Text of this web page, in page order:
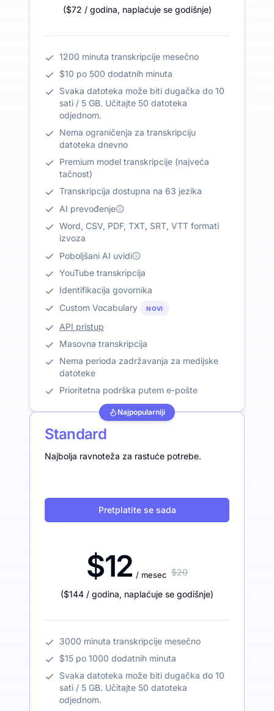
($72 / godina, naplaćuje se godišnje)
1200 minuta transkripcije mesečno
$10 po 500 dodatnih minuta
Svaka datoteka može biti dugačka do 10
sati / 5 GB. Učitajte 50 datoteka
odjednom.
Nema ograničenja za transkripciju
datoteka dnevno
Premium model transkripcije (najveća
tačnost)
Transkripcija dostupna na 63 jezika
AI prevođenje
Word, CSV, PDF, TXT, SRT, VTT formati
izvoza
Poboljšani AI uvidi
YouTube transkripcija
Identifikacija govornika
Custom Vocabulary
NOVI
API pristup
Masovna transkripcija
Nema perioda zadržavanja za medijske
datoteke
Prioritetna podrška putem e-pošte
Najpopularniji
Standard
Najbolja ravnoteža za rastuće potrebe.
Pretplatite se sada
$12 / mesec $20
($144 / godina, naplaćuje se godišnje)
3000 minuta transkripcije mesečno
$15 po 1000 dodatnih minuta
Svaka datoteka može biti dugačka do 10
sati / 5 GB. Učitajte 50 datoteka
odjednom.